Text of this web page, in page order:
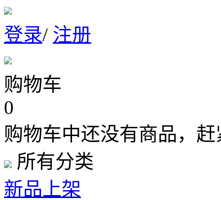
登录/ 注册
购物车
0
购物车中还没有商品，
所有分类
新品上架